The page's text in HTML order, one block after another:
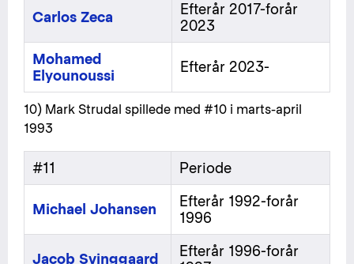
Carlos Zeca
Efterår 2017-forår
2023
Mohamed
Elyounoussi
Efterår 2023-
10) Mark Strudal spillede med #10 i marts-april
1993
#11 Periode
Michael Johansen
Efterår 1992-forår
1996
Jacob Svinggaard
Efterår 1996-forår